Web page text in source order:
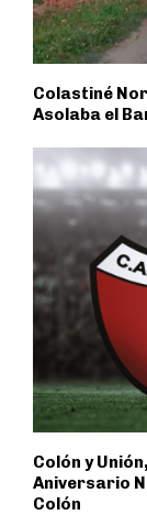
Colastiné
Asolaba el
Colón y
Aniversario
Colón